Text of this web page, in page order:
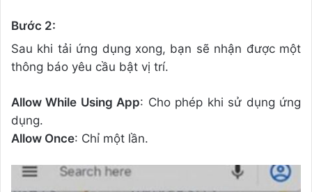
Bước 2:
Sau khi tải ứng dụng xong, bạn sẽ nhận được một
thông báo yêu cầu bật vị trí.
Allow While Using App: Cho phép khi sử dụng ứng
dụng.
Allow Once: Chỉ một lần.